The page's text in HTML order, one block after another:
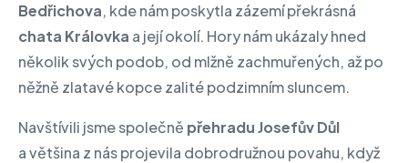
Bedřichova, kde nám poskytla zázemí překrásná
chata Královka a její okolí. Hory nám ukázaly hned
několik svých podob, od mlžně zachmuřených, až po
něžně zlatavé kopce zalité podzimním sluncem.
Navštívili jsme společně přehradu Josefův Důl
a většina z nás projevila dobrodružnou povahu, když